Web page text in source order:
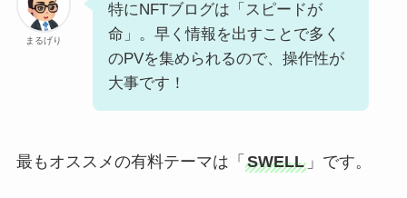
まるげり
特にNFTブログは「スピードが
命」。早く情報を出すことで多く
のPVを集められるので、操作性が
大事です！
最もオススメの有料テーマは「 SWELL」です。